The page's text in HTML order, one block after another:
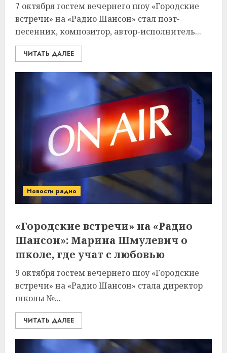
7 октября гостем вечернего шоу «Городские
встречи» на «Радио Шансон» стал поэт-
песенник, композитор, автор-исполнитель...
ЧИТАТЬ ДАЛЕЕ
Новости радио
«Городские встречи» на «Радио
Шансон»: Марина Шмулевич о
школе, где учат с любовью
9 октября гостем вечернего шоу «Городские
встречи» на «Радио Шансон» стала директор
школы №...
ЧИТАТЬ ДАЛЕЕ